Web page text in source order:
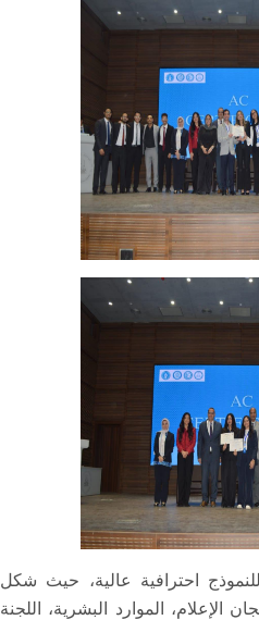
احترافية عالية، حيث شكل
الموارد البشرية، اللجنة